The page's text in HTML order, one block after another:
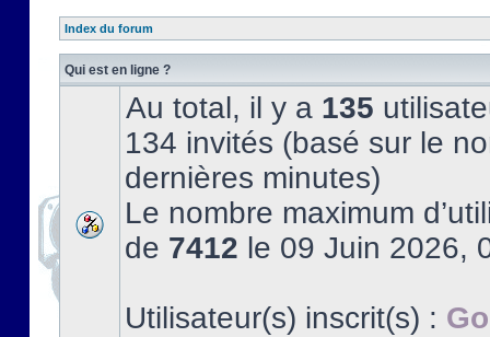
Index du forum
Qui est en ligne ?
Au total, il y a 135
134 invités (basé sur le
dernières minutes)
Le nombre maximum
de 7412 le 09 Juin 2026,
Utilisateur(s) inscrit(s) :